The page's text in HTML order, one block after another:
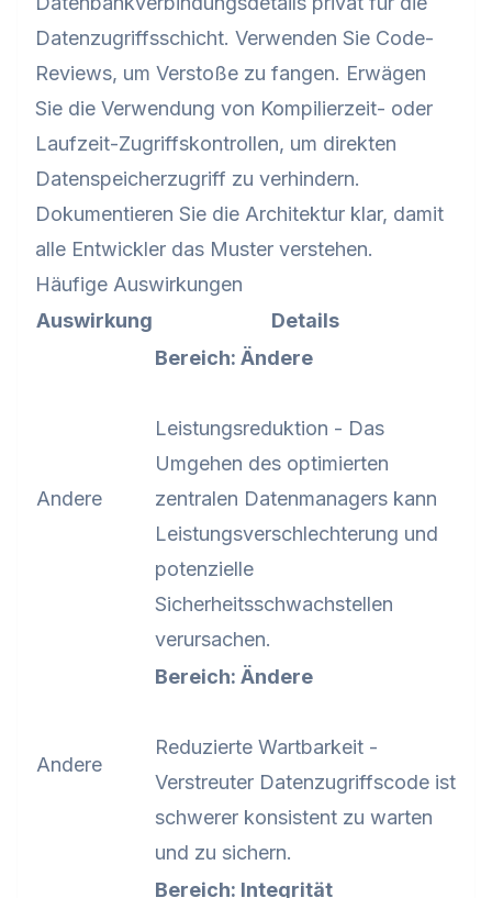
Datenzugriffsschicht. Verwenden Sie Code-
Reviews, um Verstoße zu fangen. Erwägen
Sie die Verwendung von Kompilierzeit- oder
Laufzeit-Zugriffskontrollen, um direkten
Datenspeicherzugriff zu verhindern.
Dokumentieren Sie die Architektur klar, damit
alle Entwickler das Muster verstehen.
Häufige Auswirkungen
Auswirkung
Details
Andere
Bereich: Ändere
Leistungsreduktion - Das
Umgehen des optimierten
zentralen Datenmanagers kann
Leistungsverschlechterung und
potenzielle
Sicherheitsschwachstellen
verursachen.
Andere
Bereich: Ändere
Reduzierte Wartbarkeit -
Verstreuter Datenzugriffscode ist
schwerer konsistent zu warten
und zu sichern.
Bereich: Integrität